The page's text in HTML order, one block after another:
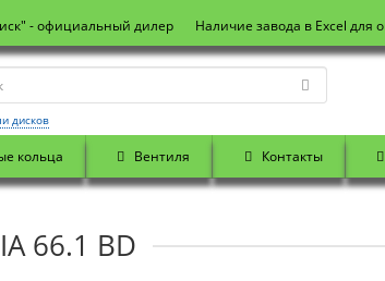
- официальный дилер Наличие завода в Excel для
дисков
кольца Вентиля Контакты
66.1 BD